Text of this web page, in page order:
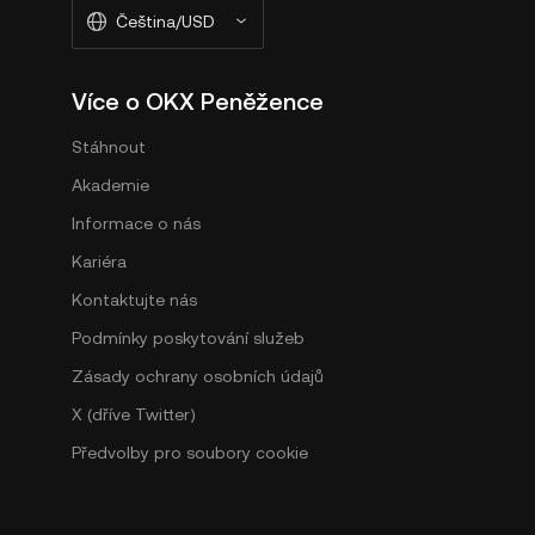
Čeština/USD
Více o OKX Peněžence
Stáhnout
Akademie
Informace o nás
Kariéra
Kontaktujte nás
Podmínky poskytování služeb
Zásady ochrany osobních údajů
X (dříve Twitter)
Předvolby pro soubory cookie